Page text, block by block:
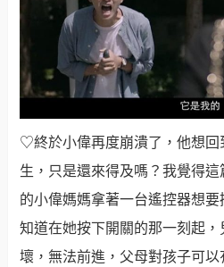
♡終於小偉再度崩潰了，他想回
生，只是還來得及嗎？我覺得
的小偉媽媽拿著一台遙控器想
知道在她按下開關的那一刻起
壞，無法前進，父母對孩子可